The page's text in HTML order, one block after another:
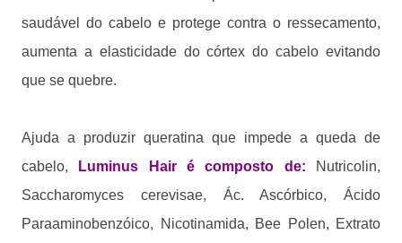
saudável do cabelo e protege contra o ressecamento,
aumenta a elasticidade do córtex do cabelo evitando
que se quebre.
Ajuda a produzir queratina que impede a queda de
cabelo,
Luminus Hair é composto de:
Nutricolin,
Saccharomyces cerevisae, Ác. Ascórbico, Ácido
Paraaminobenzóico, Nicotinamida, Bee Polen, Extrato